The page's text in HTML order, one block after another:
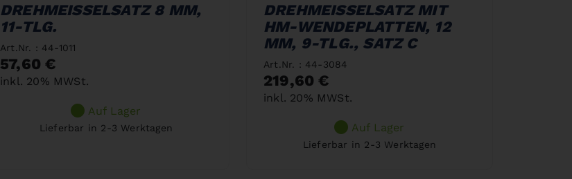
DREHMEISSELSATZ 8 MM,
11-TLG.
Art.Nr. : 44-1011
57,60 €
inkl. 20% MWSt.
Auf Lager
Lieferbar in 2-3 Werktagen
DREHMEISSELSATZ MIT H
M-WENDEPLATTEN, 12 M
M, 9-TLG., SATZ C
Art.Nr. : 44-3084
219,60 €
inkl. 20% MWSt.
Auf Lager
Lieferbar in 2-3 Werktagen